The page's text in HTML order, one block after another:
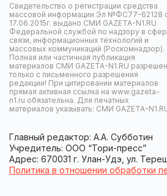
Свидетельство о регистрации средства
массовой информации Эл №ФС77-62128
17.06.2015г. выдано СМИ GAZETA-N1.RU
Федеральной службой по надзору в
связи, информационных технологий и
массовых коммуникаций (Роскомнадзор).
Полная или частичная публикация
материалов СМИ GAZETA-N1.RU
только с письменного разрешения
редакции! При цитировании материалов
прямая активная ссылка на www.gazeta-
n1.ru обязательна. Для печатных
материалов указывать: СМИ GAZETA-
Главный редактор: А.А. Субботин
Учредитель: ООО “Тори-пресс”
Адрес: 670031 г. Улан-Удэ, ул.
Политика в отношении обработки